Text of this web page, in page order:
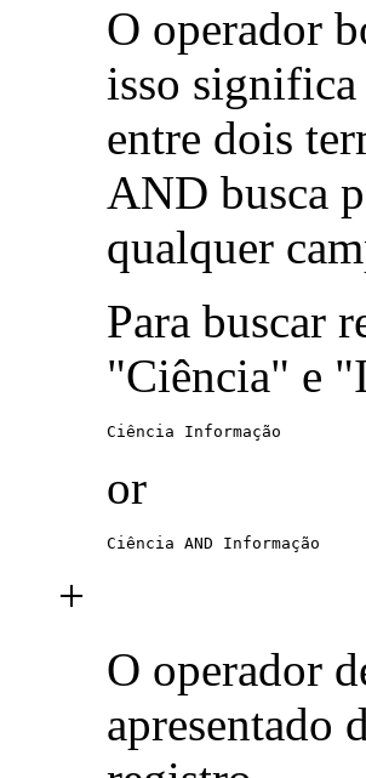
O operador
isso
entre dois
AND busca
qualquer
Para buscar
"Ciência" e
Ciência Informação
or
Ciência AND Informação
+
O operador
apresentado